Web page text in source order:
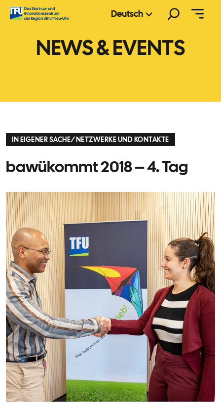
Zum
Inhalt
Deutsch
NEWS & EVENTS
IN EIGENER SACHE/NETZWERKE UND KONTAKTE
bawükommt 2018 – 4. Tag